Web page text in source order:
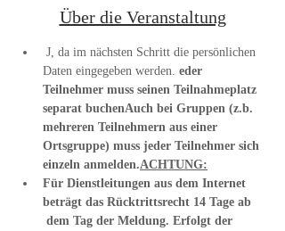
Über die Veranstaltung
J, da im nächsten Schritt die persönlichen
Daten eingegeben werden. eder
Teilnehmer muss seinen Teilnahmeplatz
separat buchenAuch bei Gruppen (z.b.
mehreren Teilnehmern aus einer
Ortsgruppe) muss jeder Teilnehmer sich
einzeln anmelden.ACHTUNG:
Für Dienstleitungen aus dem Internet
beträgt das Rücktrittsrecht 14 Tage ab
dem Tag der Meldung. Erfolgt der